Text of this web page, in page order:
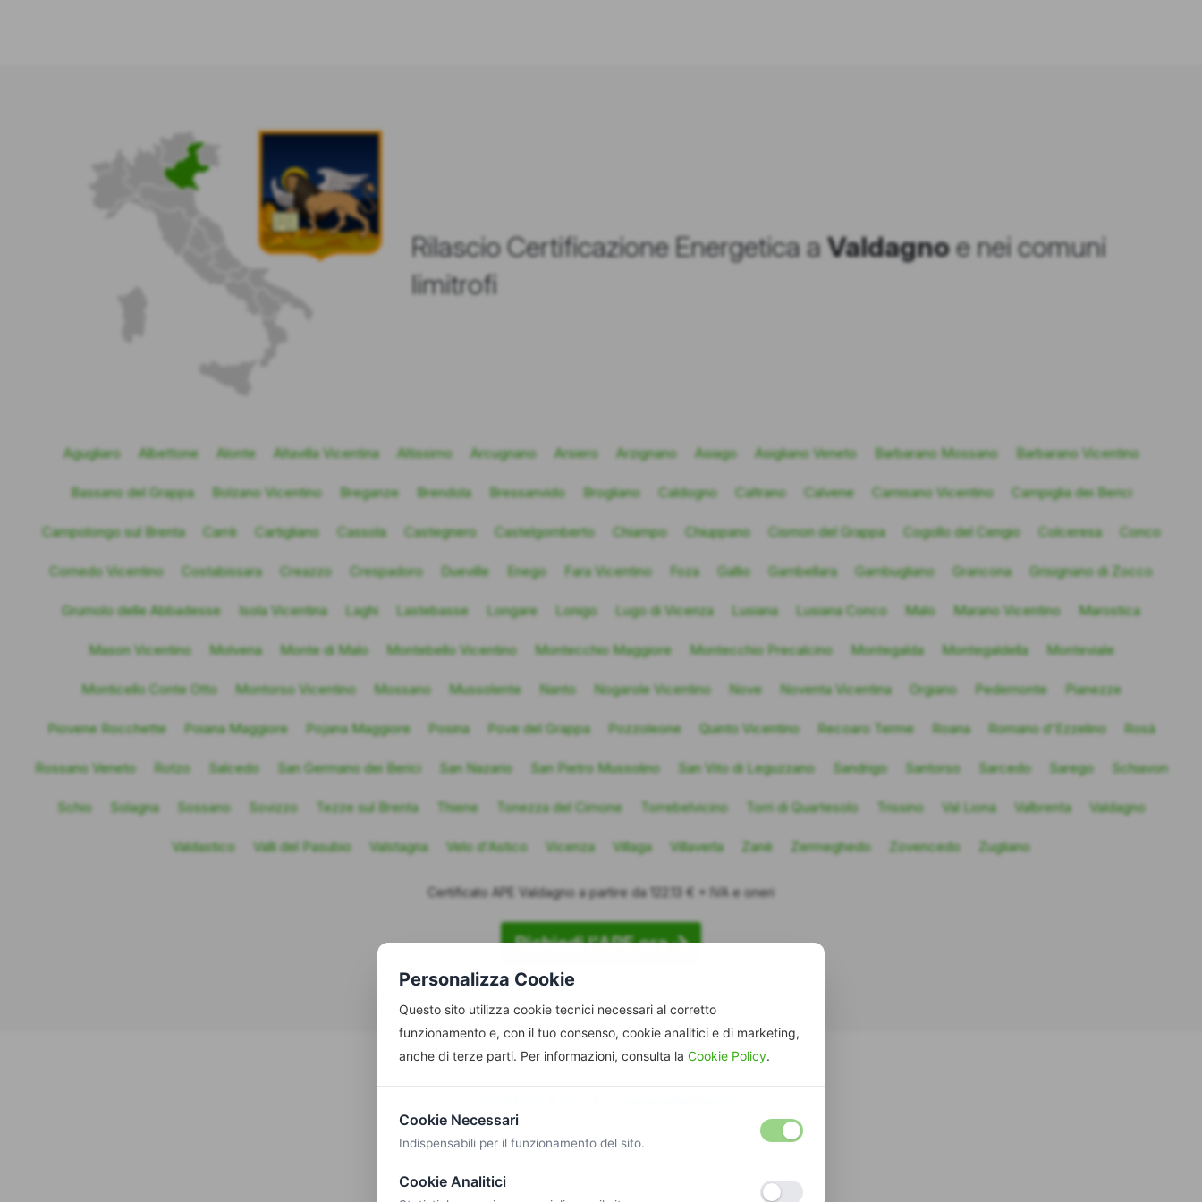
Rilascio Certificazione Energetica aValdagnoe nei comuni
limitrofi
Agugliaro Albettone Alonte Altavilla Vicentina Altissimo Arcugnano Arsiero Arzignano Asiago Asigliano Veneto Barbarano Mossano Barbarano Vicentino
Bassano del Grappa Bolzano Vicentino Breganze Brendola Bressanvido Brogliano Caldogno Caltrano Calvene Camisano Vicentino Campiglia dei Berici
Campolongo sul Brenta Carrè Cartigliano Cassola Castegnero Castelgomberto Chiampo Chiuppano Cismon del Grappa Cogollo del Cengio Colceresa Conco
Cornedo Vicentino Costabissara Creazzo Crespadoro Dueville Enego Fara Vicentino Foza Gallio Gambellara Gambugliano Grancona Grisignano di Zocco
Grumolo delle Abbadesse Isola Vicentina Laghi Lastebasse Longare Lonigo Lugo di Vicenza Lusiana Lusiana Conco Malo Marano Vicentino Marostica
Mason Vicentino Molvena Monte di Malo Montebello Vicentino Montecchio Maggiore Montecchio Precalcino Montegalda Montegaldella Monteviale
Monticello Conte Otto Montorso Vicentino Mossano Mussolente Nanto Nogarole Vicentino Nove Noventa Vicentina Orgiano Pedemonte Pianezze
Piovene Rocchette Poiana Maggiore Pojana Maggiore Posina Pove del Grappa Pozzoleone Quinto Vicentino Recoaro Terme Roana Romano d'Ezzelino Rosà
Rossano Veneto Rotzo Salcedo San Germano dei Berici San Nazario San Pietro Mussolino San Vito di Leguzzano Sandrigo Santorso Sarcedo Sarego Schiavon
Schio Solagna Sossano Sovizzo Tezze sul Brenta Thiene Tonezza del Cimone Torrebelvicino Torri di Quartesolo Trissino Val Liona Valbrenta Valdagno
Valdastico Valli del Pasubio Valstagna Velo d'Astico Vicenza Villaga Villaverla Zanè Zermeghedo Zovencedo Zugliano
Certificato APE Valdagno a partire da 122.13 € + IVA e oneri
Richiedi l'APE ora
Personalizza Cookie
Questo sito utilizza cookie tecnici necessari al corretto
funzionamento e, con il tuo consenso, cookie analitici e di marketing,
anche di terze parti. Per informazioni, consulta la Cookie Policy.
Cookie Necessari
Indispensabili per il funzionamento del sito.
Cookie Analitici